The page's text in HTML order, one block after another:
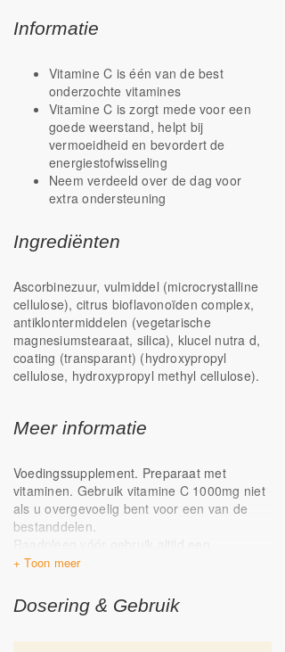
Informatie
Vitamine C is één van de best
onderzochte vitamines
Vitamine C is zorgt mede voor een
goede weerstand, helpt bij
vermoeidheid en bevordert de
energiestofwisseling
Neem verdeeld over de dag voor
extra ondersteuning
Ingrediënten
Ascorbinezuur, vulmiddel (microcrystalline
cellulose), citrus bioflavonoïden complex,
antiklontermiddelen (vegetarische
magnesiumstearaat, silica), klucel nutra d,
coating (transparant) (hydroxypropyl
cellulose, hydroxypropyl methyl cellulose).
Meer informatie
Voedingssupplement. Preparaat met
vitaminen. Gebruik vitamine C 1000mg niet
als u overgevoelig bent voor een van de
bestanddelen.
Raadpleeg vóór gebruik altijd een
deskundige in geval van zwangerschap,
gevarieerde, evenwichtige voeding en een
gezonde levensstijl zijn belangrijk.
Dosering & Gebruik